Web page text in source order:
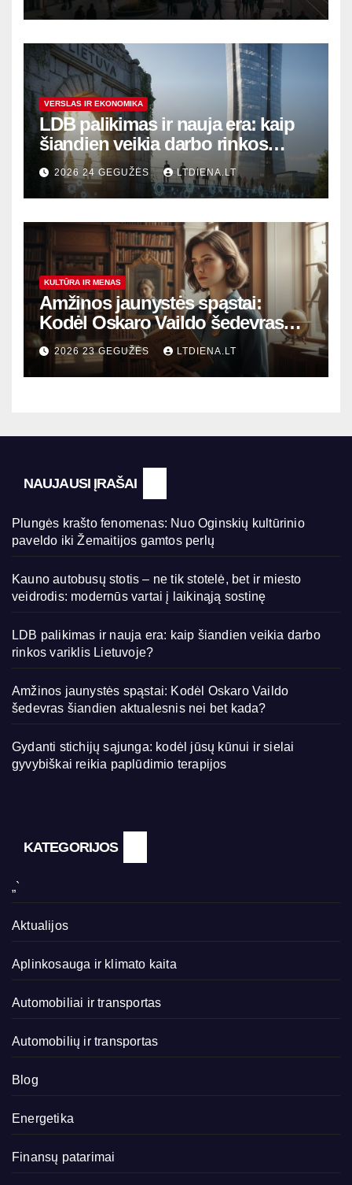
VERSLAS IR EKONOMIKA
LDB palikimas ir nauja era: kaip
šiandien veikia darbo rinkos
variklis Lietuvoje?
2026 24 GEGUŽĖS LTDIENA.LT
KULTŪRA IR MENAS
Amžinos jaunystės spąstai:
Kodėl Oskaro Vaildo šedevras
šiandien aktualesnis nei bet
kada?
2026 23 GEGUŽĖS LTDIENA.LT
NAUJAUSI ĮRAŠAI
Plungės krašto fenomenas: Nuo Oginskių kultūrinio
paveldo iki Žemaitijos gamtos perlų
Kauno autobusų stotis – ne tik stotelė, bet ir miesto
veidrodis: modernūs vartai į laikinąją sostinę
LDB palikimas ir nauja era: kaip šiandien veikia darbo
rinkos variklis Lietuvoje?
Amžinos jaunystės spąstai: Kodėl Oskaro Vaildo
šedevras šiandien aktualesnis nei bet kada?
Gydanti stichijų sąjunga: kodėl jūsų kūnui ir sielai
gyvybiškai reikia paplūdimio terapijos
KATEGORIJOS
„`
Aktualijos
Aplinkosauga ir klimato kaita
Automobiliai ir transportas
Automobilių ir transportas
Blog
Energetika
Finansų patarimai